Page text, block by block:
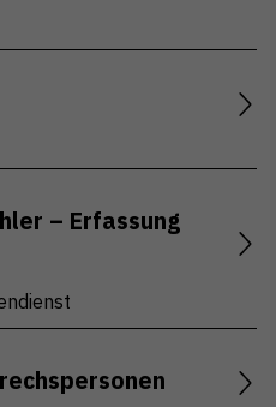
– Erfassung